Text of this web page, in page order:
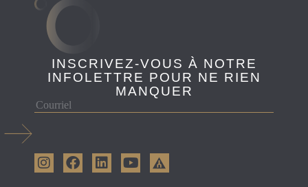
INSCRIVEZ-VOUS À NOTRE
INFOLETTRE POUR NE RIEN
MANQUER